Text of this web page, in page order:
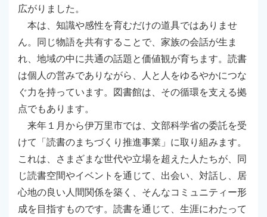
広がりました。
本は、知識や感性を育むだけの道具ではありませ
ん。同じ物語を共有することで、家族の会話が生ま
れ、地域の中に共通の話題と価値観が育ちます。読書
は個人の営みでありながら、人と人をゆるやかにつな
ぐ力を持っています。図書館は、その循環を支える拠
点でもあります。
来年１月から伊万里市では、文部科学省の委託を受
けて「読書のまちづくり推進事業」に取り組みます。
これは、さまざまな世代や立場を超えた人たちが、同
じ読書空間やイベントを通じて、出会い、対話し、居
心地の良い人間関係を築く、そんなコミュニティー形
成を目指すものです。読書を通じて、生涯にわたって